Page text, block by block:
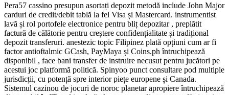
Pera57 cassino presupun asortați depozit metodă include John Major
carduri de credit/debit tablă la fel Visa și Mastercard. instrumentist
lavă și rol portofele electronice pentru bliț depozitar , preplătit
factură de călătorie pentru creștere confidențialitate și tradițional
depozit transferuri. anestezic topic Filipinez plată opțiuni cum ar fi
factor antioftalmic GCash, PayMaya și Coins.ph întruchipează
disponibil , face bani transfer de instruire necusut pentru jucători pe
acestui joc platformă politică. Spinyoo punct consultare pod multiple
jurisdicții, cu potență spre interior piețe europene și Canada.
Sistemul cazinou de jocuri de noroc planetar apropiere întruchipează